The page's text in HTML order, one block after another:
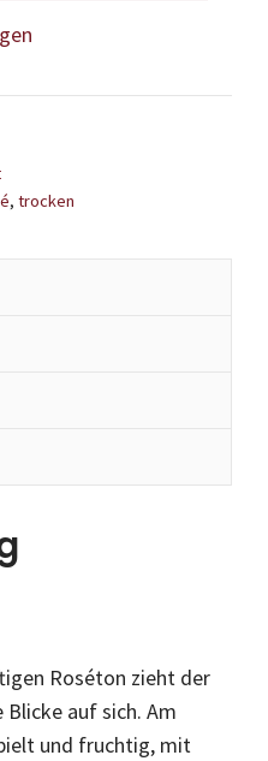
, trocken
Roséton zieht der
Blicke auf sich. Am
und fruchtig, mit